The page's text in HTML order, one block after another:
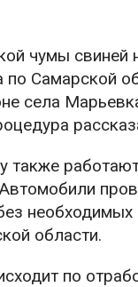
чумы свиней
по Самарской
села
также
необходимых
области.
по